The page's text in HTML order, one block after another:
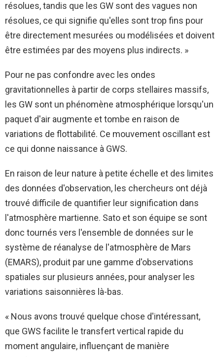
résolues, tandis que les GW sont des vagues non
résolues, ce qui signifie qu'elles sont trop fins pour
être directement mesurées ou modélisées et doivent
être estimées par des moyens plus indirects. »
Pour ne pas confondre avec les ondes
gravitationnelles à partir de corps stellaires massifs,
les GW sont un phénomène atmosphérique lorsqu'un
paquet d'air augmente et tombe en raison de
variations de flottabilité. Ce mouvement oscillant est
ce qui donne naissance à GWS.
En raison de leur nature à petite échelle et des limites
des données d'observation, les chercheurs ont déjà
trouvé difficile de quantifier leur signification dans
l'atmosphère martienne. Sato et son équipe se sont
donc tournés vers l'ensemble de données sur le
système de réanalyse de l'atmosphère de Mars
(EMARS), produit par une gamme d'observations
spatiales sur plusieurs années, pour analyser les
variations saisonnières là-bas.
« Nous avons trouvé quelque chose d'intéressant,
que GWS facilite le transfert vertical rapide du
moment angulaire, influençant de manière